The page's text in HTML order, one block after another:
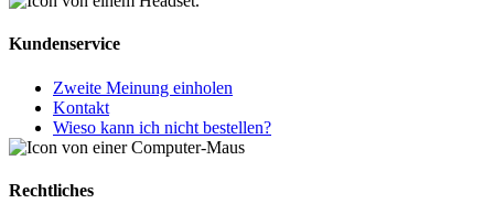
Kundenservice
Zweite Meinung einholen
Kontakt
Wieso kann ich nicht bestellen?
Rechtliches